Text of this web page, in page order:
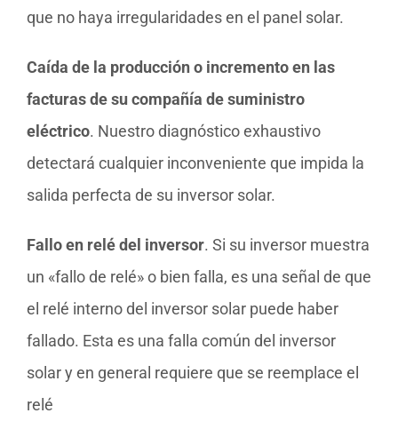
que no haya irregularidades en el panel solar.
Caída de la producción o incremento en las
facturas de su compañía de suministro
eléctrico. Nuestro diagnóstico exhaustivo
detectará cualquier inconveniente que impida la
salida perfecta de su inversor solar.
Fallo en relé del inversor. Si su inversor muestra
un «fallo de relé» o bien falla, es una señal de que
el relé interno del inversor solar puede haber
fallado. Esta es una falla común del inversor
solar y en general requiere que se reemplace el
relé